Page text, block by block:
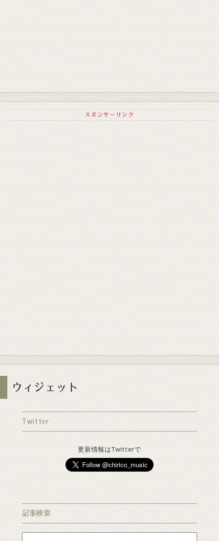
スポンサーリンク
ウィジェット
Twitter
更新情報はTwitterで
記事検索